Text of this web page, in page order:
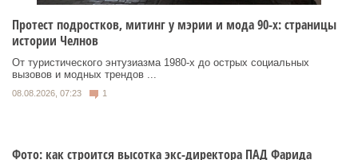
Протест подростков, митинг у мэрии и мода 90-х: страницы
истории Челнов
От туристического энтузиазма 1980‑х до острых социальных
вызовов и модных трендов ...
08.08.2026, 07:23 1
Фото: как строится высотка экс-директора ПАД Фарида